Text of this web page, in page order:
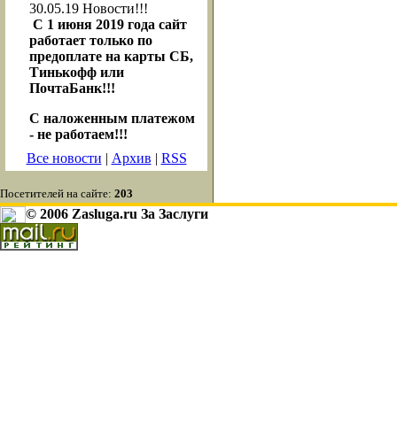
30.05.19 Новости!!!
С 1 июня 2019 года сайт
работает только по
предоплате на карты СБ,
Тинькофф или
ПочтаБанк!!!
С наложенным платежом
- не работаем!!!
Все новости | Архив | RSS
Посетителей на сайте: 203
© 2006 Zasluga.ru За Заслуги